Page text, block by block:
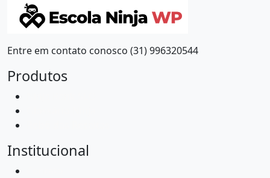
Entre em contato conosco (31) 996320544
Produtos
Institucional